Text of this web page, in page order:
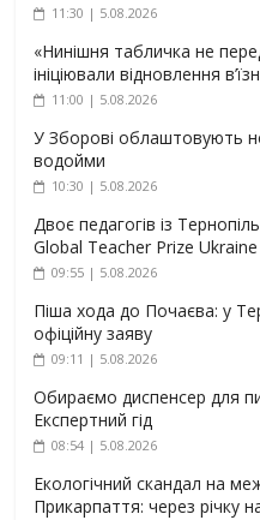
11:30 | 5.08.2026
«Нинішня табличка не
ініціювали відновлення
11:00 | 5.08.2026
У Зборові облаштовують
водойми
10:30 | 5.08.2026
Двоє педагогів із
Global Teacher Prize
09:55 | 5.08.2026
Піша хода до Почаєва: у
офіційну заяву
09:11 | 5.08.2026
Обираємо диспенсер для
Експертний гід
08:54 | 5.08.2026
Екологічний скандал на
Прикарпаття: через річку